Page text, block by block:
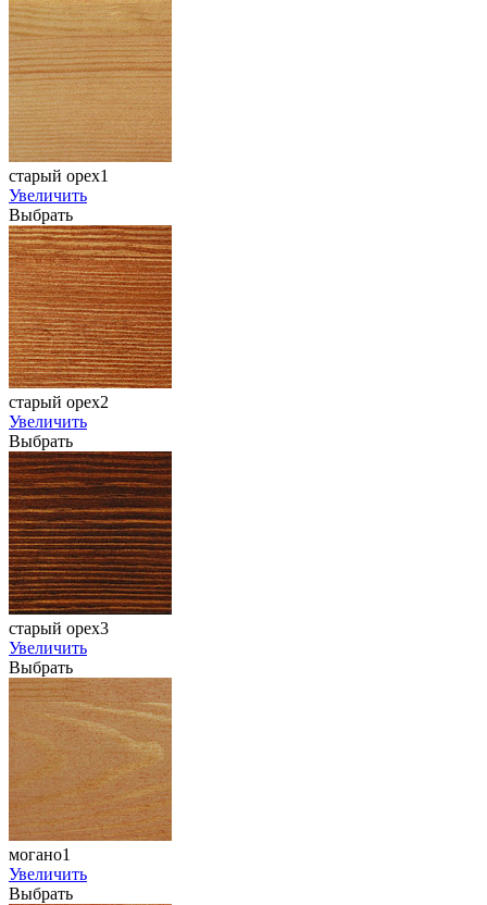
старый орех1
Увеличить
Выбрать
старый орех2
Увеличить
Выбрать
старый орех3
Увеличить
Выбрать
могано1
Увеличить
Выбрать